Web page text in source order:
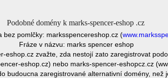
Podobné domény k marks-spencer-eshop .cz
bez pomlčky: marksspencereshop.cz (
Fráze v názvu: marks spencer eshop
eshop.cz zvažte, zda nestojí zato zaregistrovat
eshop.cz) nebo marks-spencer-eshopcz.cz
budoucna zaregistrované alternativní domény, než